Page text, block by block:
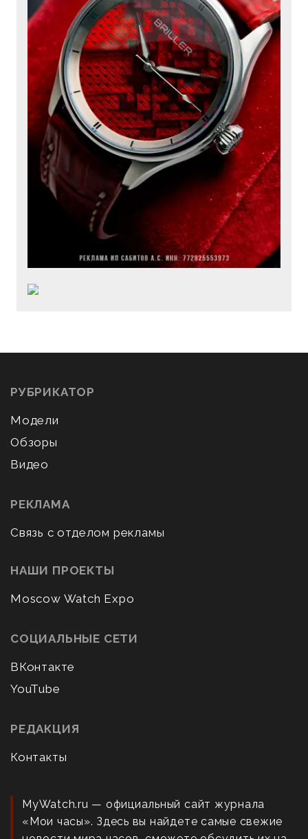
РУБРИКАТОР
Модели
Обзоры
Видео
РЕКЛАМА
Связь с отделом рекламы
НАШИ ПРОЕКТЫ
Moscow Watch Expo
СОЦИАЛЬНЫЕ СЕТИ
ВКонтакте
YouTube
РЕДАКЦИЯ
Контакты
MyWatch.ru — официальный сайт журнала
«Мои часы». Здесь вы найдете самые свежие